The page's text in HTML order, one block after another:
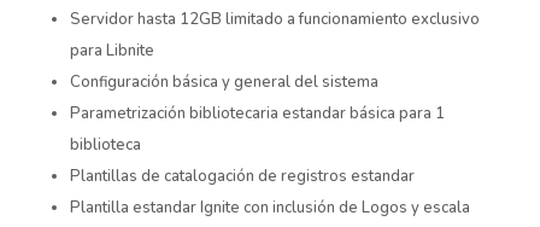
Servidor hasta 12GB limitado a funcionamiento exclusivo
para Libnite
Configuración básica y general del sistema
Parametrización bibliotecaria estandar básica para 1
biblioteca
Plantillas de catalogación de registros estandar
Plantilla estandar Ignite con inclusión de Logos y escala